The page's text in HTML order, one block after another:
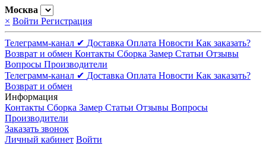
Москва
× Войти Регистрация
Телеграмм-канал ✔ Доставка Оплата Новости Как заказать?
Возврат и обмен Контакты Сборка Замер Статьи Отзывы
Вопросы Производители
Телеграмм-канал ✔ Доставка Оплата Новости Как заказать?
Возврат и обмен
Информация
Контакты Сборка Замер Статьи Отзывы Вопросы
Производители
Заказать звонок
Личный кабинет Войти